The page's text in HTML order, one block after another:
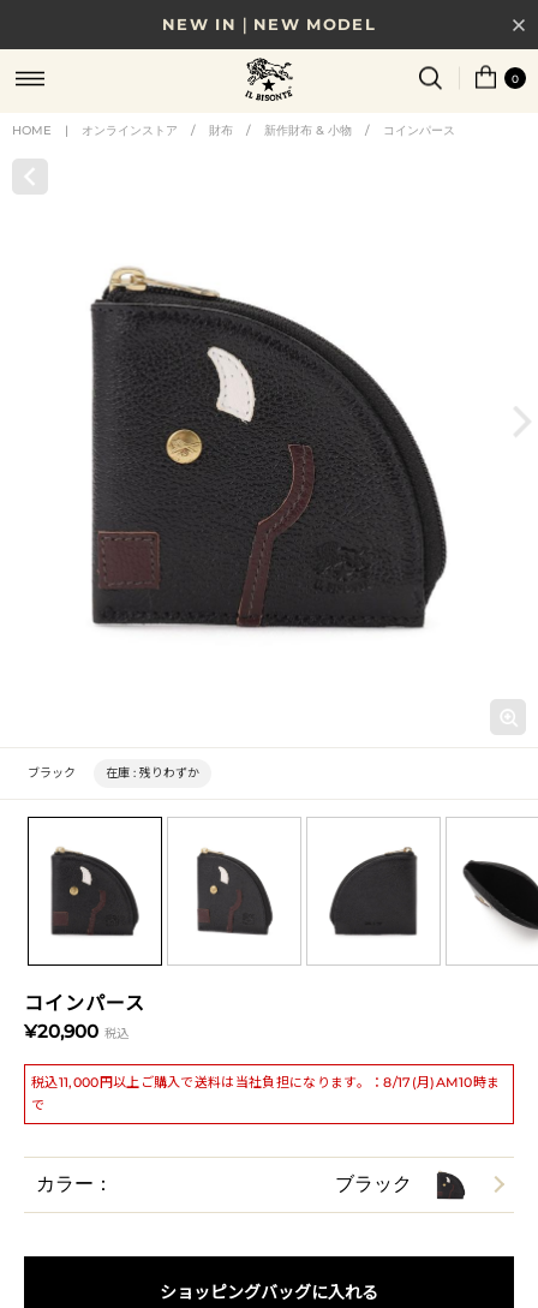
NEW IN｜NEW MODEL
8/17(月)10時まで｜税込11,000円以上で送料無料
贈る相手やシーンから選べる、新しいギフトガイド
0
HOME | オンラインストア / 財布 / 新作財布 & 小物 / コインパース
コインパース
¥20,900 税込
税込11,000円以上ご購入で送料は当社負担になります。：8/17(月)AM10時ま
で
ブラック 在庫 : 残りわずか
カラー： ブラック
ショッピングバッグに入れる